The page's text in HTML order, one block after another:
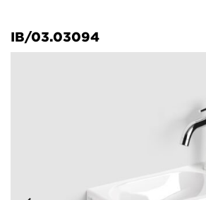
IB/03.03094